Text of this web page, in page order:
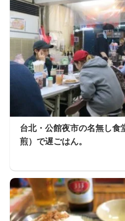
台北・公館夜市の名無し食
煎）で遅ごはん。